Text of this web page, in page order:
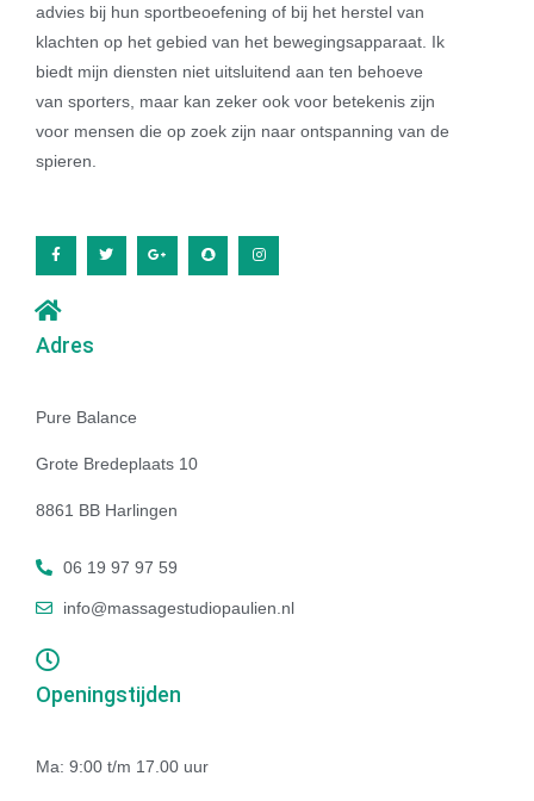
advies bij hun sportbeoefening of bij het herstel van
klachten op het gebied van het bewegingsapparaat. Ik
biedt mijn diensten niet uitsluitend aan ten behoeve
van sporters, maar kan zeker ook voor betekenis zijn
voor mensen die op zoek zijn naar ontspanning van de
spieren.
Adres
Pure Balance
Grote Bredeplaats 10
8861 BB Harlingen
06 19 97 97 59
info@massagestudiopaulien.nl
Openingstijden
Ma: 9:00 t/m 17.00 uur